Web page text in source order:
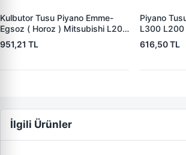
Kulbutor Tusu Piyano Emme-
Egsoz ( Horoz ) Mitsubishi L200
Cr 07>15 | YSK MB3104 | OEM
1025A091
951,21 TL
Piyano
L300 L200
MB3049A
MD352127
616,50 TL
İlgili Ürünler